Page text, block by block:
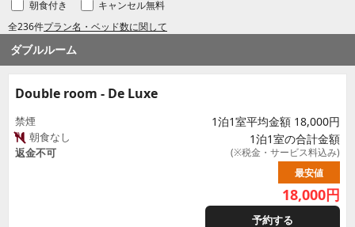
全236件プラン名・ベッド数に関して
朝食付き キャンセル無料
ダブルルーム
Double room - De Luxe
禁煙
朝食なし
返金不可
1泊1室平均金額 18,000円
1泊1室の合計金額
(※税金・サービス料込み)
最安値
18,000円
予約する